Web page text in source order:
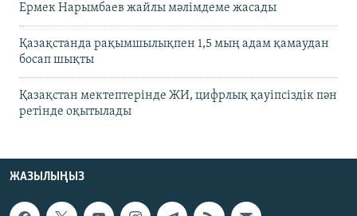
Ермек Нарымбаев жайлы мәлімдеме жасады
Қазақстанда рақымшылықпен 1,5 мың адам қамаудан
босап шықты
Қазақстан мектептерінде ЖИ, цифрлық қауіпсіздік пән
ретінде оқытылады
ЖАЗЫЛЫҢЫЗ